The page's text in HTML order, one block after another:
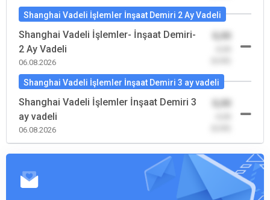
Shanghai Vadeli İşlemler İnşaat Demiri 2 Ay Vadeli
Shanghai Vadeli İşlemler- İnşaat Demiri-
2 Ay Vadeli
06.08.2026
0,00
Shanghai Vadeli İşlemler İnşaat Demiri 3 ay vadeli
Shanghai Vadeli İşlemler İnşaat Demiri 3
ay vadeli
06.08.2026
0,00